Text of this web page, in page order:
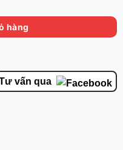
hàng
vấn qua